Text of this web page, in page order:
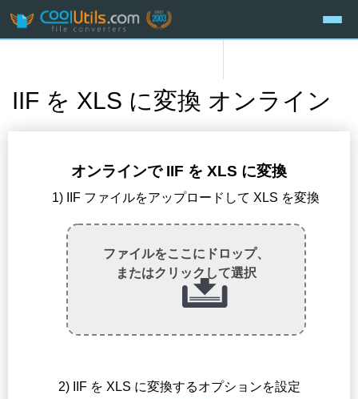
IIF を XLS に変換 オンライン
オンラインで IIF を XLS に変換
1) IIF ファイルをアップロードして XLS を変換
ファイルをここにドロップ、
またはクリックして選択
2) IIF を XLS に変換するオプションを設定